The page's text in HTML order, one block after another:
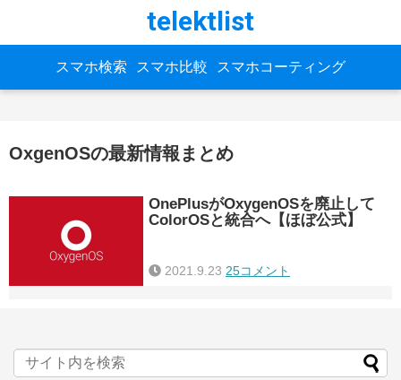
telektlist
スマホ検索 スマホ比較 スマホコーティング
OxgenOSの最新情報まとめ
OnePlusがOxygenOSを廃止して
ColorOSと統合へ【ほぼ公式】
2021.9.23 25コメント